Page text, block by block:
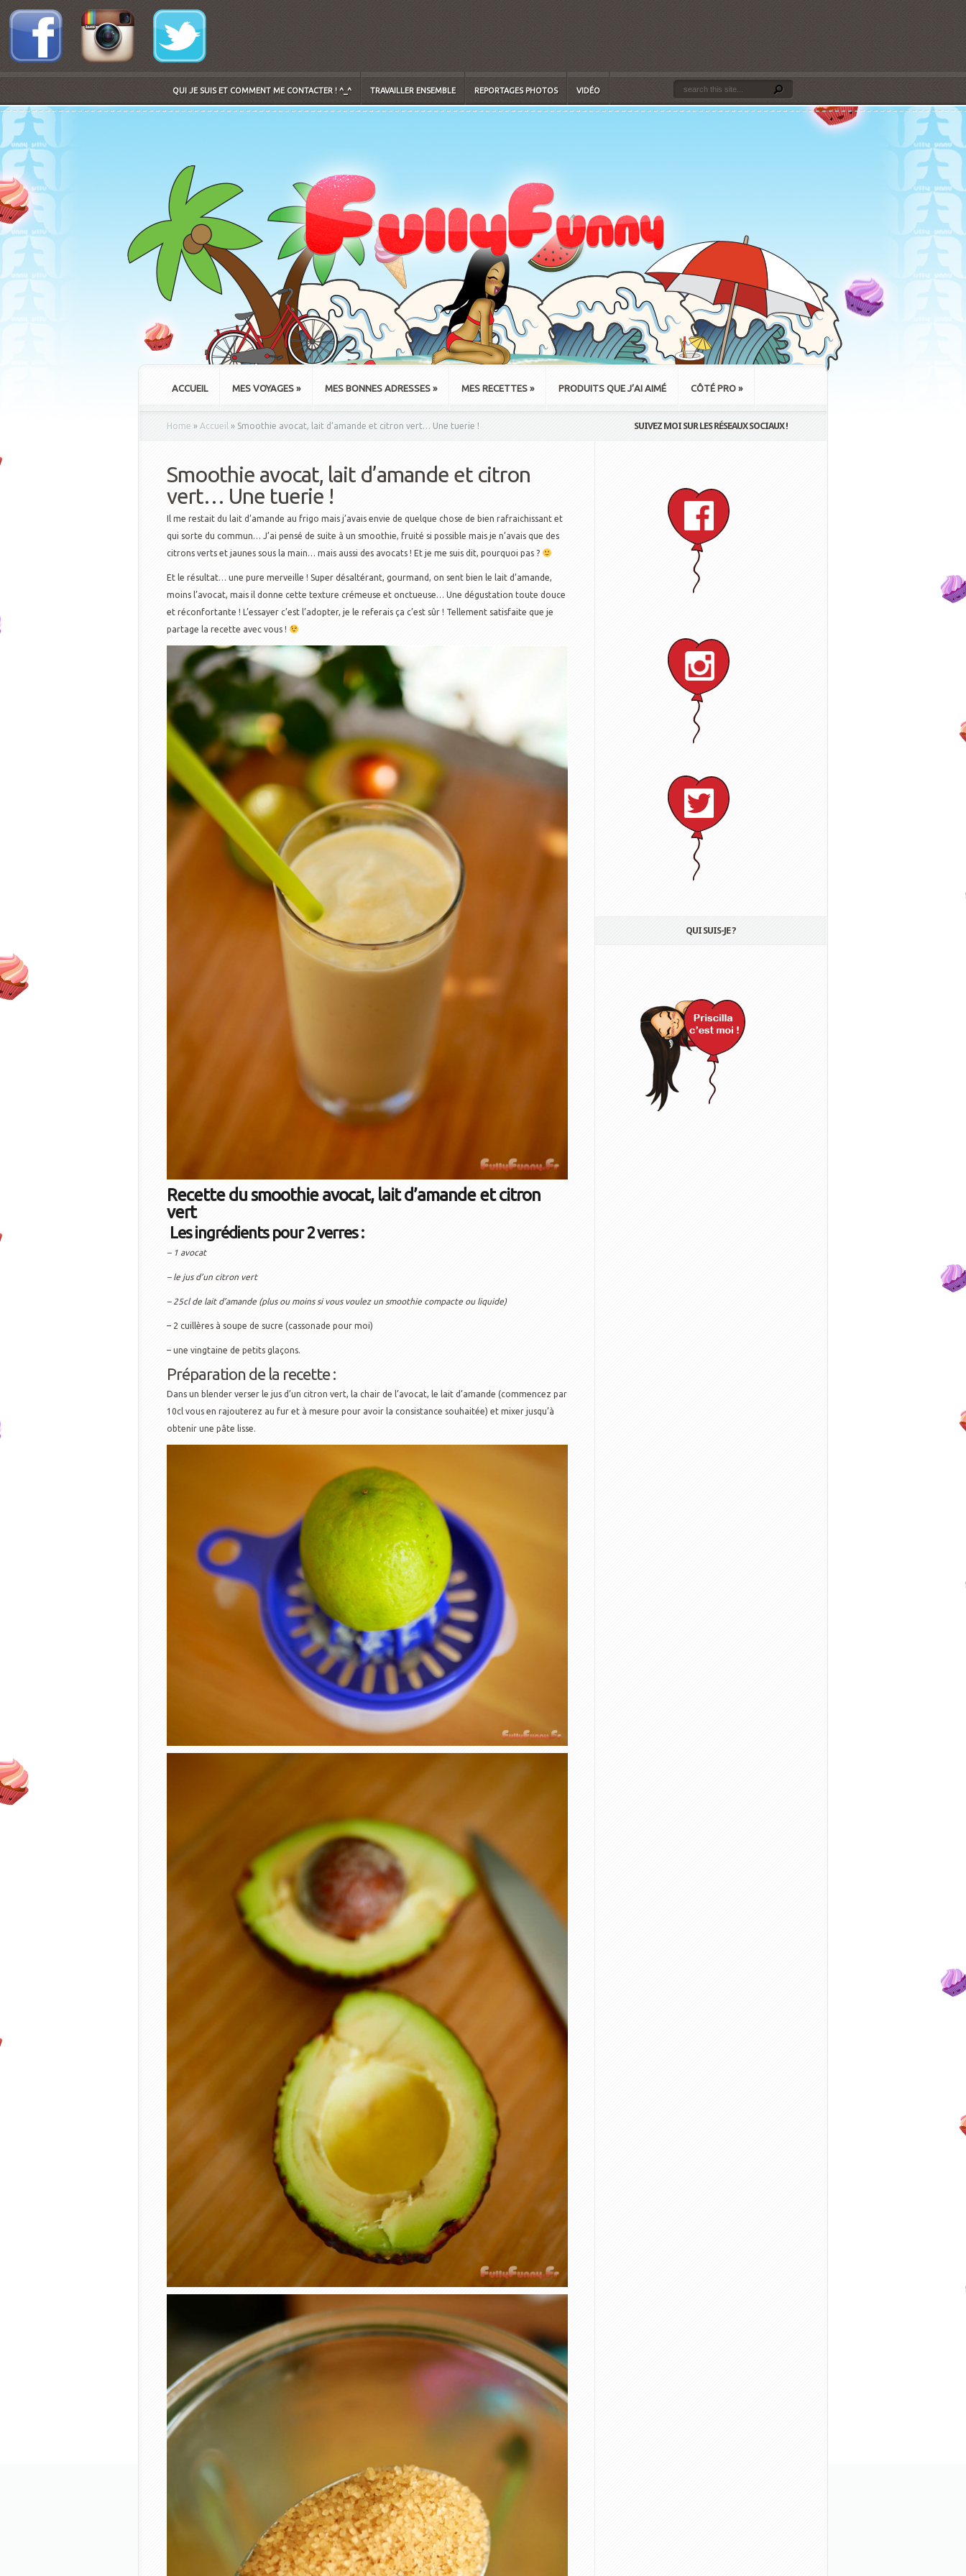
QUI JE SUIS ET COMMENT ME CONTACTER ! ^_^ TRAVAILLER ENSEMBLE REPORTAGES PHOTOS VIDÉO
ACCUEIL MES VOYAGES » MES BONNES ADRESSES » MES RECETTES » PRODUITS QUE J’AI AIMÉ CÔTÉ PRO »
Home » Accueil » Smoothie avocat, lait d’amande et citron vert… Une tuerie !
Smoothie avocat, lait d’amande et citron
vert… Une tuerie !
Il me restait du lait d’amande au frigo mais j’avais envie de quelque chose de bien rafraichissant et
qui sorte du commun… J’ai pensé de suite à un smoothie, fruité si possible mais je n’avais que des
citrons verts et jaunes sous la main… mais aussi des avocats ! Et je me suis dit, pourquoi pas ?
Et le résultat… une pure merveille ! Super désaltérant, gourmand, on sent bien le lait d’amande,
moins l’avocat, mais il donne cette texture crémeuse et onctueuse… Une dégustation toute douce
et réconfortante ! L’essayer c’est l’adopter, je le referais ça c’est sûr ! Tellement satisfaite que je
partage la recette avec vous !
Recette du smoothie avocat, lait d’amande et citron
vert
Les ingrédients pour 2 verres :
– 1 avocat
– le jus d’un citron vert
– 25cl de lait d’amande (plus ou moins si vous voulez un smoothie compacte ou liquide)
– 2 cuillères à soupe de sucre (cassonade pour moi)
– une vingtaine de petits glaçons.
Préparation de la recette :
Dans un blender verser le jus d’un citron vert, la chair de l’avocat, le lait d’amande (commencez par
10cl vous en rajouterez au fur et à mesure pour avoir la consistance souhaitée) et mixer jusqu’à
obtenir une pâte lisse.
SUIVEZ MOI SUR LES RÉSEAUX SOCIAUX !
QUI SUIS-JE ?